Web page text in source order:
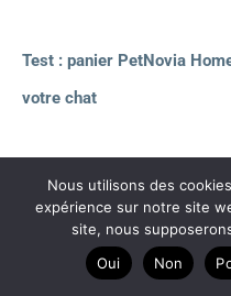
Test : panier PetNovia
votre chat
Copyright © 2026
A
Nous utilisons des
expérience sur notre site
site, nous
Oui
Non